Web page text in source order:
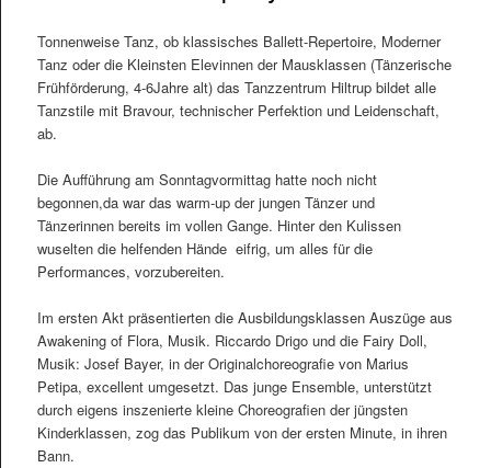
Tonnenweise Tanz, ob klassisches Ballett-Repertoire, Moderner
Tanz oder die Kleinsten Elevinnen der Mausklassen (Tänzerische
Frühförderung, 4-6Jahre alt) das Tanzzentrum Hiltrup bildet alle
Tanzstile mit Bravour, technischer Perfektion und Leidenschaft,
ab.
Die Aufführung am Sonntagvormittag hatte noch nicht
begonnen,da war das warm-up der jungen Tänzer und
Tänzerinnen bereits im vollen Gange. Hinter den Kulissen
wuselten die helfenden Hände eifrig, um alles für die
Performances, vorzubereiten.
Im ersten Akt präsentierten die Ausbildungsklassen Auszüge aus
Awakening of Flora, Musik. Riccardo Drigo und die Fairy Doll,
Musik: Josef Bayer, in der Originalchoreografie von Marius
Petipa, excellent umgesetzt. Das junge Ensemble, unterstützt
durch eigens inszenierte kleine Choreografien der jüngsten
Kinderklassen, zog das Publikum von der ersten Minute, in ihren
Bann.